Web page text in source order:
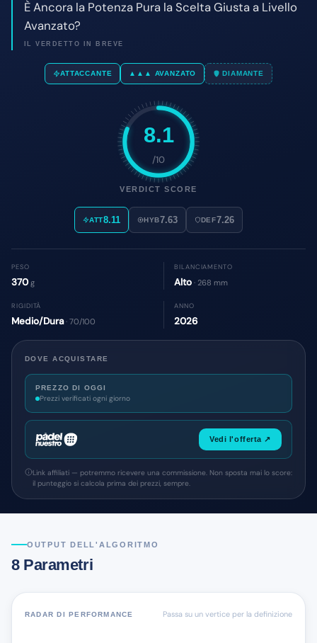
8.1
/10
VERDICT SCORE
ATT8.11 HYB7.63 DEF7.26
PESO
370g
BILANCIAMENTO
Alto · 268 mm
RIGIDITÀ
Medio/Dura· 70/100
ANNO
2026
DOVE ACQUISTARE
PREZZO DI OGGI
Prezzi verificati ogni giorno
Vedi l'offerta ↗
Link affiliati — potremmo ricevere una commissione. Non sposta mai lo score:
il punteggio si calcola prima dei prezzi, sempre.
OUTPUT DELL'ALGORITMO
8 Parametri
RADAR DI PERFORMANCE Passa su un vertice per la definizione